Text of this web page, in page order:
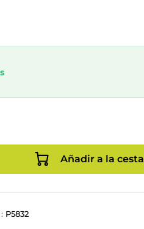
Añadir a la cesta
P5832